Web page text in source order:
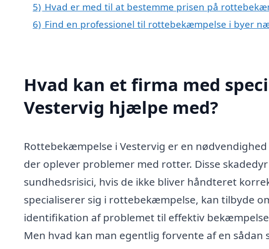
5) Hvad er med til at bestemme prisen på
6) Find en professionel til rottebekæmpelse i byer
Hvad kan et firma med
Vestervig hjælpe med?
Rottebekæmpelse i Vestervig er en
der oplever problemer med rotter. Disse
sundhedsrisici, hvis de ikke bliver håndteret
specialiserer sig i rottebekæmpelse, kan tilbyde
identifikation af problemet til effektiv
Men hvad kan man egentlig forvente af en sådan